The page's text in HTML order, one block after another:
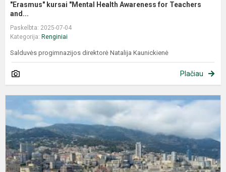
"Erasmus" kursai "Mental Health Awareness for Teachers
and...
Paskelbta: 2025-07-04
Kategorija: Renginiai
Salduvės progimnazijos direktorė Natalija Kaunickienė
Plačiau